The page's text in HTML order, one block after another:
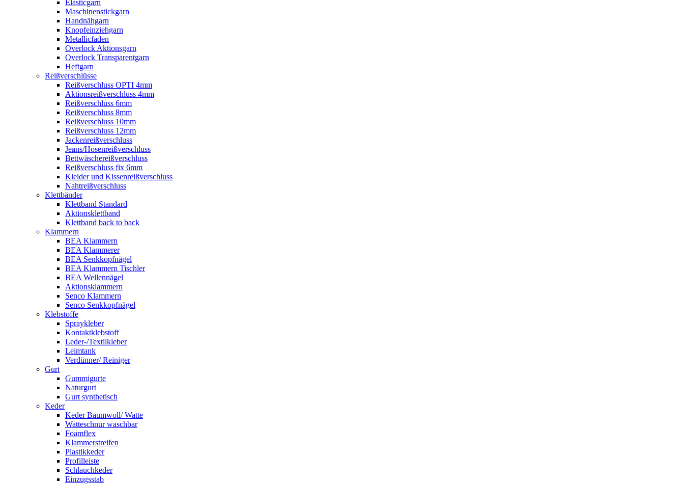
Elasticgarn
Maschinenstickgarn
Handnähgarn
Knopfeinziehgarn
Metallicfaden
Overlock Aktionsgarn
Overlock Transparentgarn
Heftgarn
Reißverschlüsse
Reißverschluss OPTI 4mm
Aktionsreißverschluss 4mm
Reißverschluss 6mm
Reißverschluss 8mm
Reißverschluss 10mm
Reißverschluss 12mm
Jackenreißverschluss
Jeans/Hosenreißverschluss
Bettwäschereißverschluss
Reißverschluss fix 6mm
Kleider und Kissenreißverschluss
Nahtreißverschluss
Klettbänder
Klettband Standard
Aktionsklettband
Klettband back to back
Klammern
BEA Klammern
BEA Klammerer
BEA Senkkopfnägel
BEA Klammern Tischler
BEA Wellennägel
Aktionsklammern
Senco Klammern
Senco Senkkopfnägel
Klebstoffe
Spraykleber
Kontaktklebstoff
Leder-/Textilkleber
Leimtank
Verdünner/ Reiniger
Gurt
Gummigurte
Naturgurt
Gurt synthetisch
Keder
Keder Baumwoll/ Watte
Watteschnur waschbar
Foamflex
Klammerstreifen
Plastikkeder
Profilleiste
Schlauchkeder
Einzugsstab